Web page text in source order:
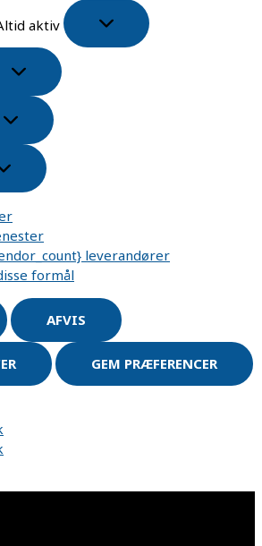
aktiv
leverandører
formål
AFVIS
GEM PRÆFERENCER